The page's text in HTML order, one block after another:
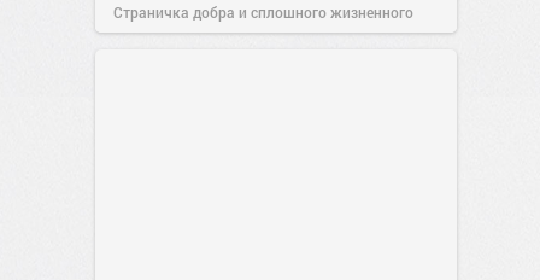
Страничка добра и сплошного жизненного